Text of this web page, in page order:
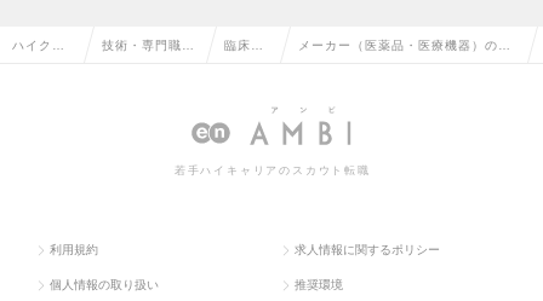
ハイクラ 技術・専門職系 臨床開
験
メーカー（医薬品・医療機器）の臨
若手ハイキャリアのスカウト転職
利用規約 求人情報に関するポリシー
個人情報の取り扱い 推奨環境